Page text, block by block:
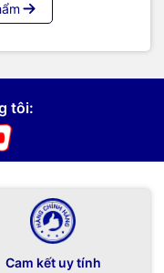
tôi:
Cam kết uy tính